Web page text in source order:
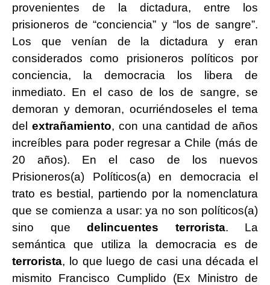
provenientes de la dictadura, entre los
prisioneros de “conciencia” y “los de sangre”.
Los que venían de la dictadura y eran
considerados como prisioneros políticos por
conciencia, la democracia los libera de
inmediato. En el caso de los de sangre, se
demoran y demoran, ocurriéndoseles el tema
del extrañamiento, con una cantidad de años
increíbles para poder regresar a Chile (más de
20 años). En el caso de los nuevos
Prisioneros(a) Políticos(a) en democracia el
trato es bestial, partiendo por la nomenclatura
que se comienza a usar: ya no son políticos(a)
sino que delincuentes terrorista. La
semántica que utiliza la democracia es de
terrorista, lo que luego de casi una década el
mismito Francisco Cumplido (Ex Ministro de